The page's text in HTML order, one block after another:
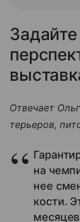
Отвечает
терьеров,
на
нее
кости.